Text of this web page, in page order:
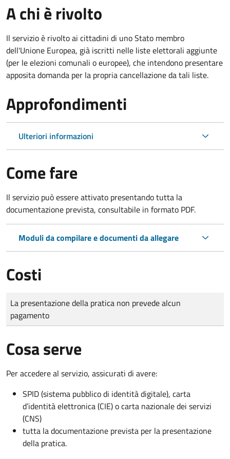
A chi è rivolto
Il servizio è rivolto ai cittadini di uno Stato membro
dell'Unione Europea, già iscritti nelle liste elettorali aggiunte
(per le elezioni comunali o europee), che intendono presentare
apposita domanda per la propria cancellazione da tali liste.
Approfondimenti
Ulteriori informazioni
Come fare
Il servizio può essere attivato presentando tutta la
documentazione prevista, consultabile in formato PDF.
Moduli da compilare e documenti da allegare
Costi
Tipo di pagamento
Importo
La presentazione della pratica non prevede alcun
pagamento
Cosa serve
Per accedere al servizio, assicurati di avere:
SPID (sistema pubblico di identità digitale), carta
d’identità elettronica (CIE) o carta nazionale dei servizi
(CNS)
tutta la documentazione prevista per la presentazione
della pratica.